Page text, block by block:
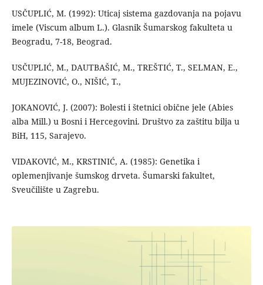
USČUPLIĆ, M. (1992): Uticaj sistema gazdovanja na pojavu
imele (Viscum album L.). Glasnik Šumarskog fakulteta u
Beogradu, 7-18, Beograd.
USČUPLIĆ, M., DAUTBAŠIĆ, M., TREŠTIĆ, T., SELMAN, E.,
MUJEZINOVIĆ, O., NIŠIĆ, T.,
JOKANOVIĆ, J. (2007): Bolesti i štetnici obične jele (Abies
alba Mill.) u Bosni i Hercegovini. Društvo za zaštitu bilja u
BiH, 115, Sarajevo.
VIDAKOVIĆ, M., KRSTINIĆ, A. (1985): Genetika i
oplemenjivanje šumskog drveta. Šumarski fakultet,
Sveučilište u Zagrebu.